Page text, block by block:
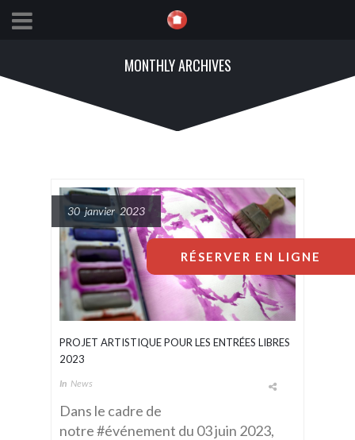
MONTHLY ARCHIVES
30 janvier 2023
PROJET ARTISTIQUE POUR LES ENTRÉES LIBRES
2023
In News
Dans le cadre de
notre #événement du 03 juin 2023,
RÉSERVER EN LIGNE